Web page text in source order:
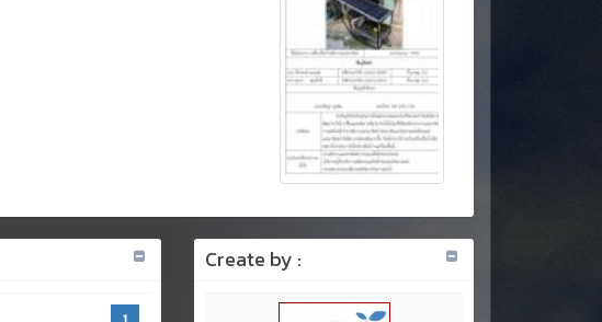
Create by :